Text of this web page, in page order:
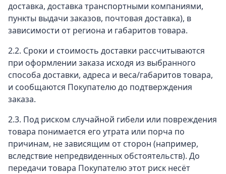
доставка, доставка транспортными компаниями,
пункты выдачи заказов, почтовая доставка), в
зависимости от региона и габаритов товара.
2.2. Сроки и стоимость доставки рассчитываются
при оформлении заказа исходя из выбранного
способа доставки, адреса и веса/габаритов товара,
и сообщаются Покупателю до подтверждения
заказа.
2.3. Под риском случайной гибели или повреждения
товара понимается его утрата или порча по
причинам, не зависящим от сторон (например,
вследствие непредвиденных обстоятельств). До
передачи товара Покупателю этот риск несёт